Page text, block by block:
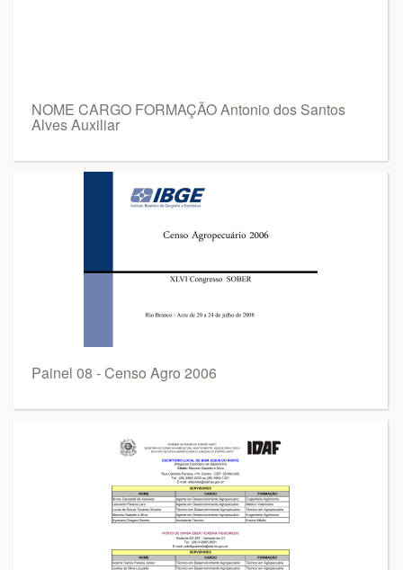
NOME CARGO FORMAÇÃO Antonio dos Santos
Alves Auxiliar
Painel 08 - Censo Agro 2006